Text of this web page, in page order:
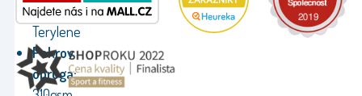
PE
Terylene
Pokrov
opruga: